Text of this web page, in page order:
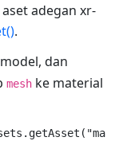
adegan xr-
.
model, dan
mesh ke material